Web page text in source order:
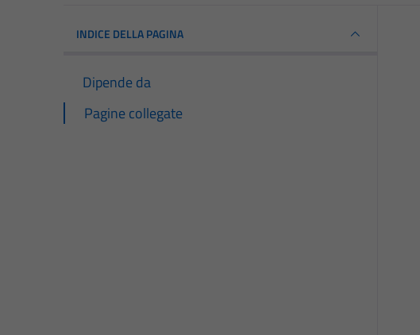
INDICE DELLA PAGINA
Dipende da
Pagine collegate